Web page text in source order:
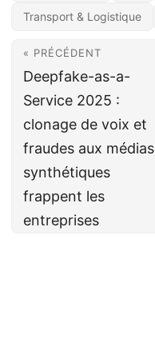
Transport & Logistique
« PRÉCÉDENT
Deepfake-as-a-
Service 2025 :
clonage de voix et
fraudes aux médias
synthétiques
frappent les
entreprises